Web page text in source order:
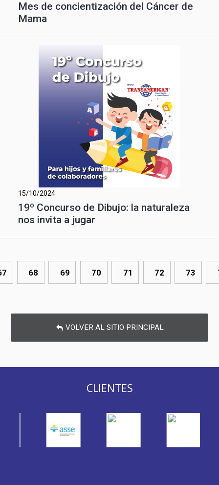
Mes de concientización del Cáncer de
Mama
15/10/2024
19º Concurso de Dibujo: la naturaleza
nos invita a jugar
68 69 70 71 72 73
VOLVER AL SITIO PRINCIPAL
CLIENTES